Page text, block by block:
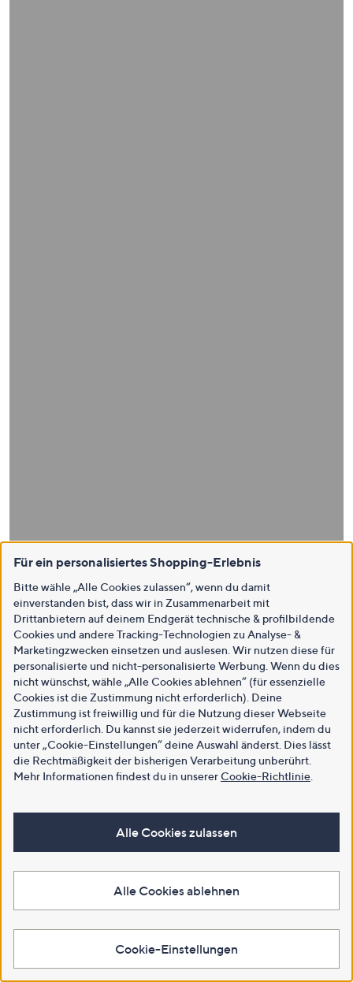
Für ein personalisiertes Shopping-Erlebnis
Bitte wähle „Alle Cookies zulassen“, wenn du damit
einverstanden bist, dass wir in Zusammenarbeit mit
Drittanbietern auf deinem Endgerät technische & profilbildende
Cookies und andere Tracking-Technologien zu Analyse- &
Marketingzwecken einsetzen und auslesen. Wir nutzen diese für
personalisierte und nicht-personalisierte Werbung. Wenn du dies
nicht wünschst, wähle „Alle Cookies ablehnen“ (für essenzielle
Cookies ist die Zustimmung nicht erforderlich). Deine
Zustimmung ist freiwillig und für die Nutzung dieser Webseite
nicht erforderlich. Du kannst sie jederzeit widerrufen, indem du
unter „Cookie-Einstellungen“ deine Auswahl änderst. Dies lässt
die Rechtmäßigkeit der bisherigen Verarbeitung unberührt.
Mehr Informationen findest du in unsererCookie-Richtlinie
Alle Cookies zulassen
Alle Cookies ablehnen
Cookie-Einstellungen